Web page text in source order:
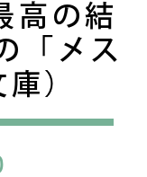
高の結
「メス
）